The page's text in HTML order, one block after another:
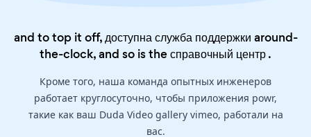
and to top it off, доступна служба поддержки around-
the-clock, and so is theсправочный центр.
Кроме того, наша команда опытных инженеров
работает круглосуточно, чтобы приложения powr,
такие как ваш Duda Video gallery vimeo, работали на
вас.